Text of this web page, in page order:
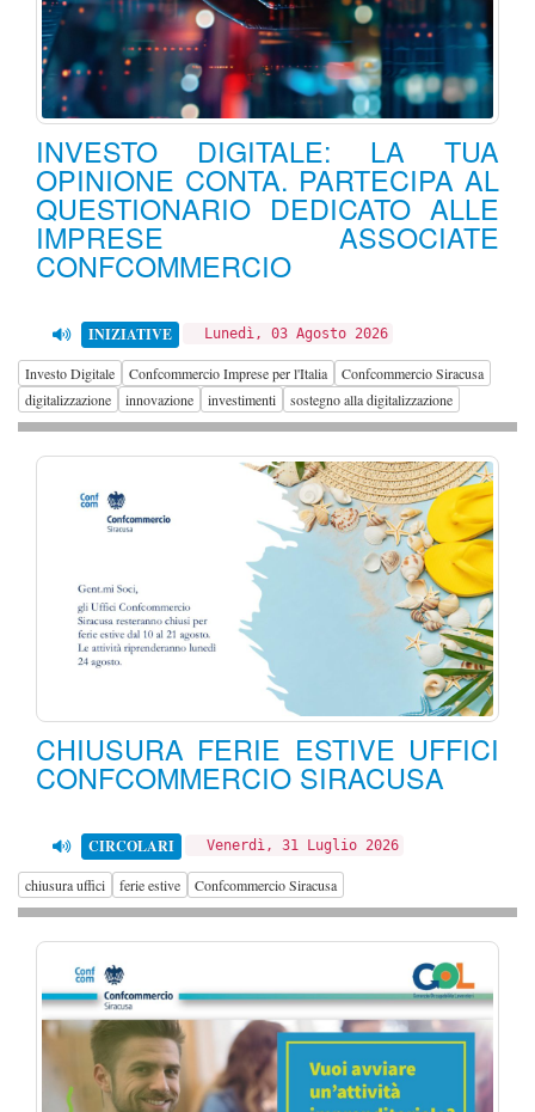
INVESTO DIGITALE: LA TUA
OPINIONE CONTA. PARTECIPA AL
QUESTIONARIO DEDICATO ALLE
IMPRESE ASSOCIATE
CONFCOMMERCIO
INIZIATIVE Lunedì, 03 Agosto 2026
Investo Digitale Confcommercio Imprese per l'Italia
Confcommercio Siracusa
digitalizzazione
innovazione investimenti sostegno alla digitalizzazione
CHIUSURA FERIE ESTIVE UFFICI
CONFCOMMERCIO SIRACUSA
CIRCOLARI Venerdì, 31 Luglio 2026
chiusura uffici ferie estive Confcommercio Siracusa